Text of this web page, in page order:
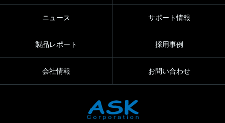
ニュース サポート情報
製品レポート 採用事例
会社情報 お問い合わせ